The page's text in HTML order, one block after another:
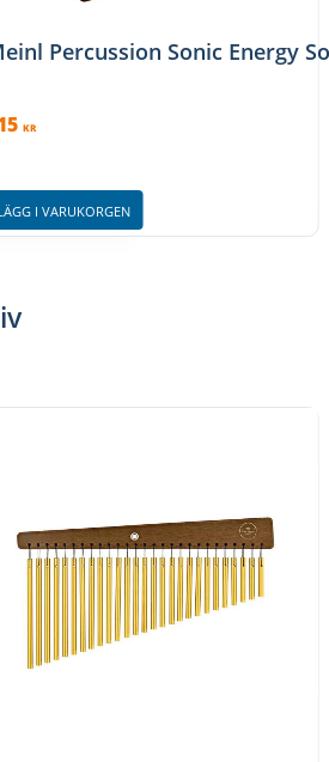
Percussion Sonic Energy
KR
I VARUKORGEN